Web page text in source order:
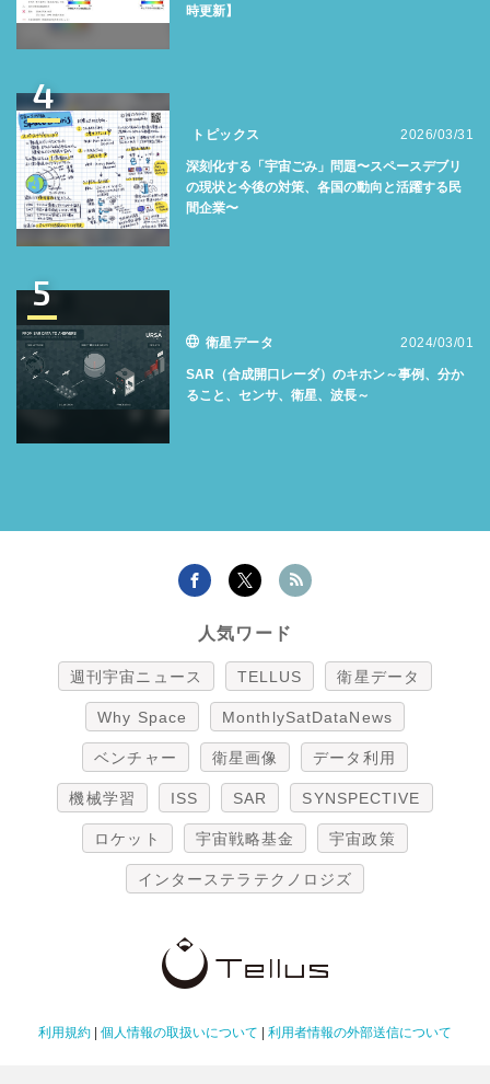
時更新】
4
トピックス 2026/03/31
深刻化する「宇宙ごみ」問題〜スペースデブリ
の現状と今後の対策、各国の動向と活躍する民
間企業〜
5
衛星データ 2024/03/01
SAR（合成開口レーダ）のキホン～事例、分か
ること、センサ、衛星、波長～
人気ワード
週刊宇宙ニュース TELLUS 衛星データ
Why Space MonthlySatDataNews
ベンチャー 衛星画像 データ利用
機械学習 ISS SAR SYNSPECTIVE
ロケット 宇宙戦略基金 宇宙政策
インターステラテクノロジズ
利用規約 個人情報の取扱いについて 利用者情報の外部送信について